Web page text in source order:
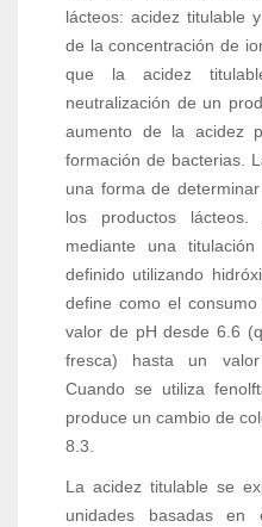
lácteos: acidez titulable
de la concentración de
que la acidez
neutralización de un
aumento de la acidez
formación de bacterias.
una forma de
los productos
mediante una
definido utilizando
define como el
valor de pH desde 6.6
fresca) hasta un
Cuando se utiliza
produce un cambio de
8.3.
La acidez titulable se
unidades basadas en